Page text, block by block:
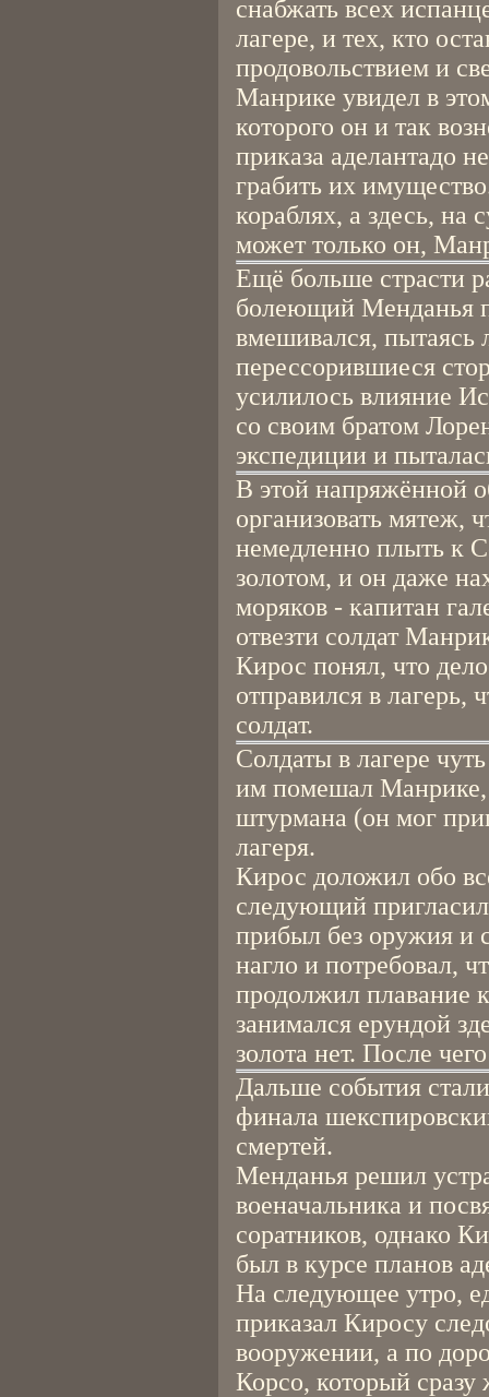
снабжать всех
лагере, и тех, кто
продовольствием и
Манрике увидел в
которого он и так
приказа аделантадо
грабить их
кораблях, а здесь, на
может только он,
Ещё больше страсти
болеющий Менданья
вмешивался, пытаясь
перессорившиеся
усилилось влияние
со своим братом
экспедиции и
В этой напряжённой
организовать мятеж,
немедленно плыть к
золотом, и он даже
моряков - капитан
отвезти солдат
Кирос понял, что
отправился в лагерь,
солдат.
Солдаты в лагере
им помешал Манрике,
штурмана (он мог
лагеря.
Кирос доложил обо
следующий
прибыл без оружия и
нагло и потребовал,
продолжил плавание
занимался ерундой
золота нет. После
Дальше события
финала
смертей.
Менданья решил
военачальника и
соратников, однако
был в курсе планов
На следующее утро,
приказал Киросу
вооружении, а по
Корсо, который сразу